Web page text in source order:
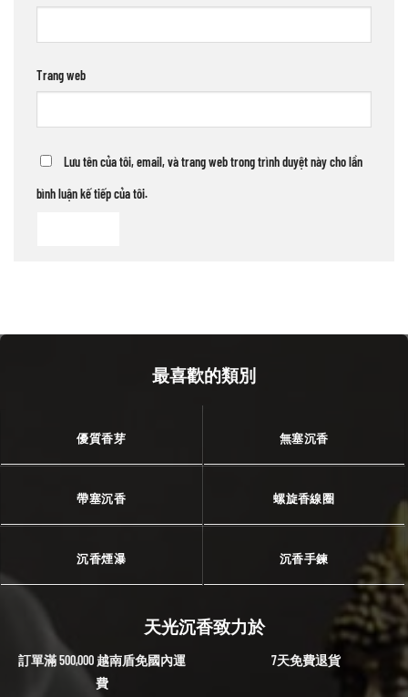
Trang web
Lưu tên của tôi, email, và trang web trong trình duyệt này cho lần
bình luận kế tiếp của tôi.
最喜歡的類別
優質香芽 無塞沉香
帶塞沉香 螺旋香線圈
沉香煙瀑 沉香手鍊
天光沉香致力於
訂單滿 500,000 越南盾免國內運
費
7天免費退貨